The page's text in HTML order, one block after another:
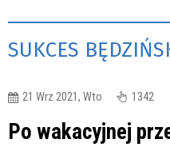
SUKCES
21 Wrz 2021, Wto 1342
Po wakacyjnej